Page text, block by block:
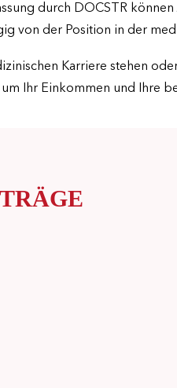
durch DOCSTR
von der Position in der
Karriere stehen
um Ihr Einkommen und Ihre